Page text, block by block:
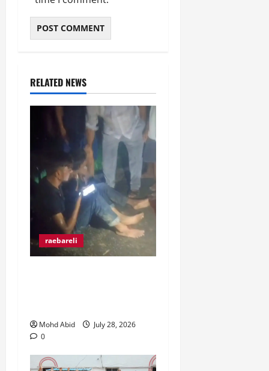
RELATED NEWS
raebareli
Mohd Abid
July 28, 2026
0